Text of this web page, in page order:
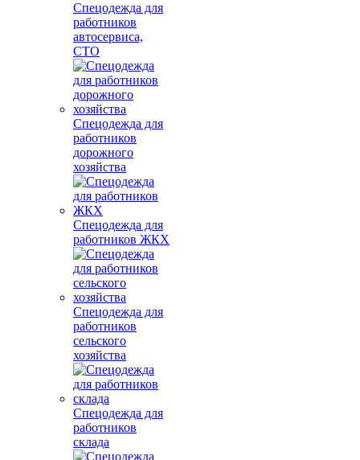
Спецодежда для
работников
автосервиса,
СТО
Спецодежда для
работников
дорожного
хозяйства
Спецодежда для
работников ЖКХ
Спецодежда для
работников
сельского
хозяйства
Спецодежда для
работников
склада